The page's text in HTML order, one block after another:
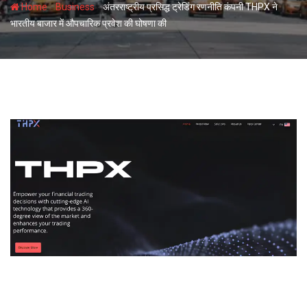
Home-Business-अंतरराष्ट्रीय प्रसिद्ध ट्रेडिंग रणनीति कंपनी THPX ने
भारतीय बाजार में औपचारिक प्रवेश की घोषणा की